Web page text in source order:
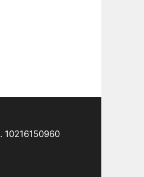
10216150960